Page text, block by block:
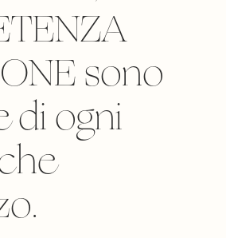
sono
di ogni